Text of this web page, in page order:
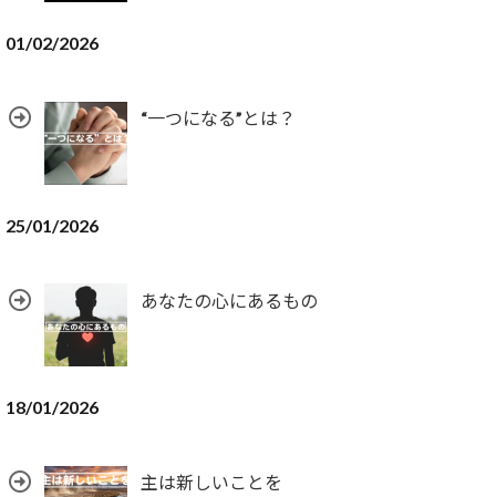
01/02/2026
“一つになる”とは？
25/01/2026
あなたの心にあるもの
18/01/2026
主は新しいことを